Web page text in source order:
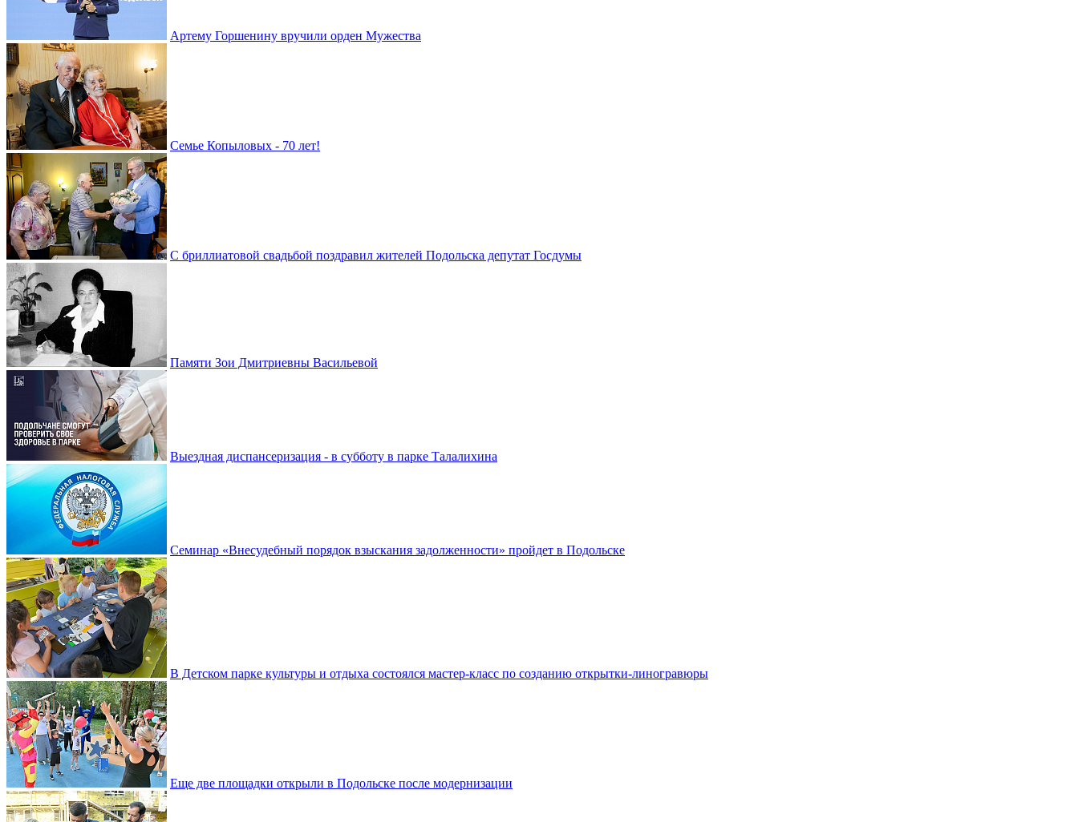
Артему Горшенину вручили орден Мужества
Семье Копыловых - 70 лет!
С бриллиатовой свадьбой поздравил жителей Подольска депутат Госдумы
Памяти Зои Дмитриевны Васильевой
Выездная диспансеризация - в субботу в парке Талалихина
Семинар «Внесудебный порядок взыскания задолженности» пройдет в Подольске
В Детском парке культуры и отдыха состоялся мастер-класс по созданию открытки-линогравюры
Еще две площадки открыли в Подольске после модернизации